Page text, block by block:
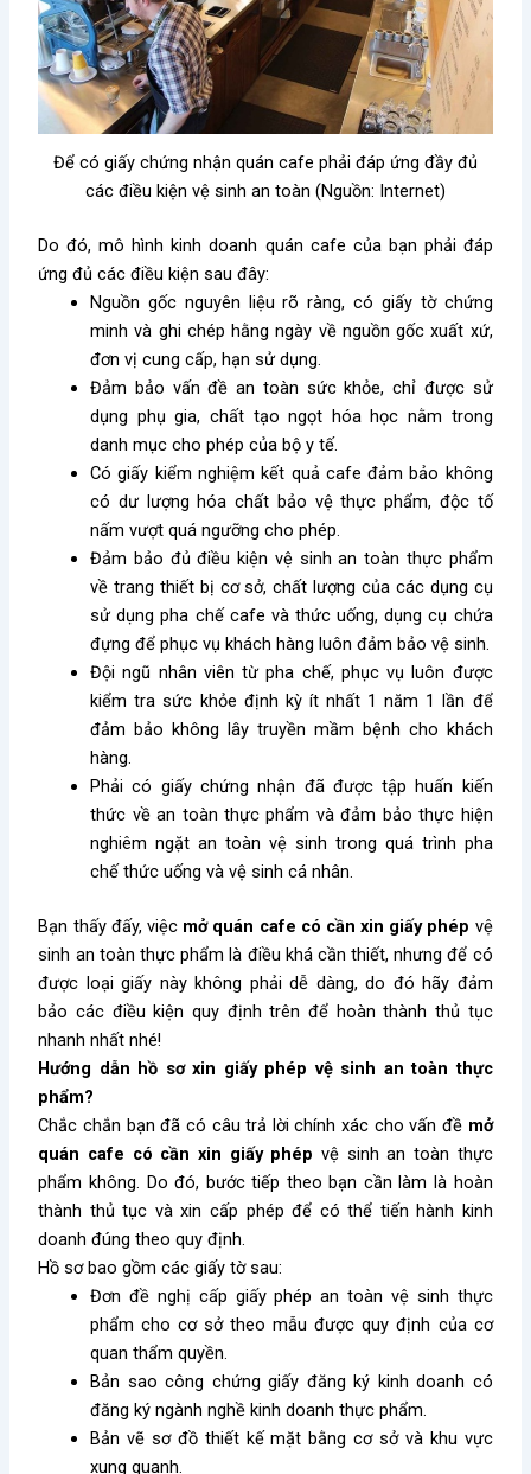
Để có giấy chứng nhận quán cafe phải đáp ứng đầy đủ
các điều kiện vệ sinh an toàn (Nguồn: Internet)
Do đó, mô hình kinh doanh quán cafe của bạn phải đáp
ứng đủ các điều kiện sau đây:
Nguồn gốc nguyên liệu rõ ràng, có giấy tờ chứng
minh và ghi chép hằng ngày về nguồn gốc xuất xứ,
đơn vị cung cấp, hạn sử dụng.
Đảm bảo vấn đề an toàn sức khỏe, chỉ được sử
dụng phụ gia, chất tạo ngọt hóa học nằm trong
danh mục cho phép của bộ y tế.
Có giấy kiểm nghiệm kết quả cafe đảm bảo không
có dư lượng hóa chất bảo vệ thực phẩm, độc tố
nấm vượt quá ngưỡng cho phép.
Đảm bảo đủ điều kiện vệ sinh an toàn thực phẩm
về trang thiết bị cơ sở, chất lượng của các dụng cụ
sử dụng pha chế cafe và thức uống, dụng cụ chứa
đựng để phục vụ khách hàng luôn đảm bảo vệ sinh.
Đội ngũ nhân viên từ pha chế, phục vụ luôn được
kiểm tra sức khỏe định kỳ ít nhất 1 năm 1 lần để
đảm bảo không lây truyền mầm bệnh cho khách
hàng.
Phải có giấy chứng nhận đã được tập huấn kiến
thức về an toàn thực phẩm và đảm bảo thực hiện
nghiêm ngặt an toàn vệ sinh trong quá trình pha
chế thức uống và vệ sinh cá nhân.
Bạn thấy đấy, việc mở quán cafe có cần xin giấy phép vệ
sinh an toàn thực phẩm là điều khá cần thiết, nhưng để có
được loại giấy này không phải dễ dàng, do đó hãy đảm
bảo các điều kiện quy định trên để hoàn thành thủ tục
nhanh nhất nhé!
Hướng dẫn hồ sơ xin giấy phép vệ sinh an toàn thực
phẩm?
Chắc chắn bạn đã có câu trả lời chính xác cho vấn đề mở
quán cafe có cần xin giấy phép vệ sinh an toàn thực
phẩm không. Do đó, bước tiếp theo bạn cần làm là hoàn
thành thủ tục và xin cấp phép để có thể tiến hành kinh
doanh đúng theo quy định.
Hồ sơ bao gồm các giấy tờ sau:
Đơn đề nghị cấp giấy phép an toàn vệ sinh thực
phẩm cho cơ sở theo mẫu được quy định của cơ
quan thẩm quyền.
Bản sao công chứng giấy đăng ký kinh doanh có
đăng ký ngành nghề kinh doanh thực phẩm.
Bản vẽ sơ đồ thiết kế mặt bằng cơ sở và khu vực
xung quanh.